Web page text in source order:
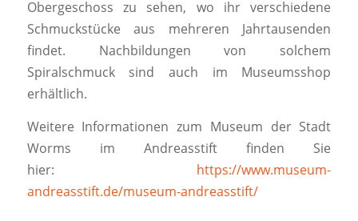
Obergeschoss zu sehen, wo ihr verschiedene
Schmuckstücke aus mehreren Jahrtausenden
findet. Nachbildungen von solchem
Spiralschmuck sind auch im Museumsshop
erhältlich.
Weitere Informationen zum Museum der Stadt
Worms im Andreasstift finden Sie
hier: https://www.museum-
andreasstift.de/museum-andreasstift/